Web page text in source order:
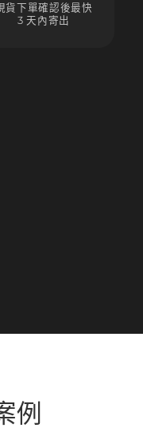
貨下單確認後最快
3 天內寄出
例